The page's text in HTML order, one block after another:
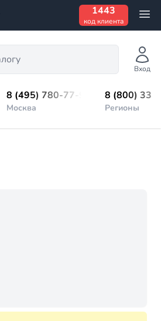
1443
код клиента
Вход
8 (495) 780-77-98
Москва
8 (800)
Регионы